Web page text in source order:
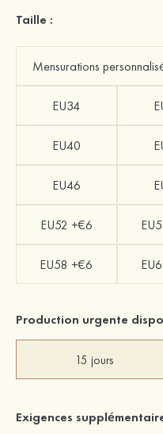
Taille :
Mensurations
EU34
EU40
EU46
EU52 +€6
EU58 +€6
Production urgente
15 jours
Exigences